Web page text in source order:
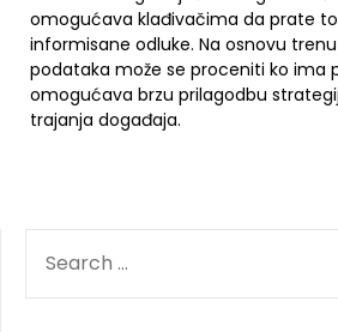
omogućava klađivačima da prate
informisane odluke. Na osnovu
podataka može se proceniti ko ima
omogućava brzu prilagodbu
trajanja događaja.
FOR: